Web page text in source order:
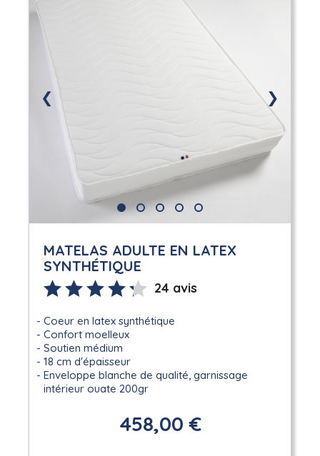
❮ ❯
MATELAS ADULTE EN LATEX
SYNTHÉTIQUE
24 avis
Coeur en latex synthétique
Confort moelleux
Soutien médium
18 cm d'épaisseur
Enveloppe blanche de qualité, garnissage
intérieur ouate 200gr
458,00 €